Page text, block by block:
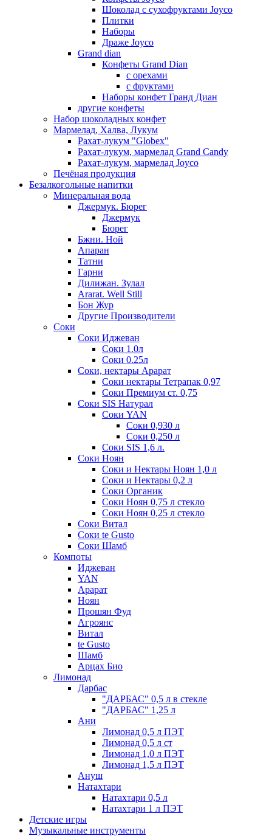
Шоколад с сухофруктами Joyco
Плитки
Наборы
Драже Joyco
Grand dian
Конфеты Grand Dian
с орехами
с фруктами
Наборы конфет Гранд Диан
другие конфеты
Набор шоколадных конфет
Мармелад, Халва, Лукум
Рахат-лукум "Globex"
Рахат-лукум, мармелад Grand Candy
Рахат-лукум, мармелад Joyco
Печёная продукция
Безалкогольные напитки
Минеральная вода
Джермук. Бюрег
Джермук
Бюрег
Бжни. Ной
Апаран
Татни
Гарни
Дилижан. Зулал
Ararat. Well Still
Бон Жур
Другие Производители
Соки
Соки Иджеван
Соки 1.0л
Соки 0.25л
Соки, нектары Арарат
Соки нектары Тетрапак 0,97
Соки Премиум ст. 0,75
Соки SIS Натурал
Соки YAN
Соки 0,930 л
Соки 0,250 л
Соки SIS 1,6 л.
Соки Ноян
Соки и Нектары Ноян 1,0 л
Соки и Нектары 0,2 л
Соки Органик
Соки Ноян 0,75 л стекло
Соки Ноян 0,25 л стекло
Соки Витал
Соки te Gusto
Соки Шамб
Компоты
Иджеван
YAN
Арарат
Ноян
Прошян Фуд
Агроянс
Витал
te Gusto
Шамб
Арцах Био
Лимонад
Дарбас
"ДАРБАС" 0,5 л в стекле
"ДАРБАС" 1,25 л
Ани
Лимонад 0,5 л ПЭТ
Лимонад 0,5 л ст
Лимонад 1,0 л ПЭТ
Лимонад 1,5 л ПЭТ
Ануш
Натахтари
Натахтари 0,5 л
Натахтари 1 л ПЭТ
Детские игры
Музыкальные инструменты